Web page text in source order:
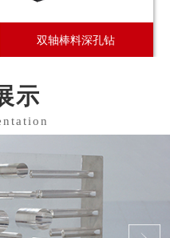
双轴棒料深孔钻
示